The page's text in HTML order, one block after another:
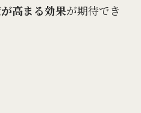
高まる効果が期待でき